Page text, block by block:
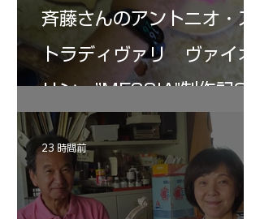
斉藤さんのアントニオ・ス
トラディヴァリ ヴァイオ
リン ”MESSIA"制作記34
23 時間前